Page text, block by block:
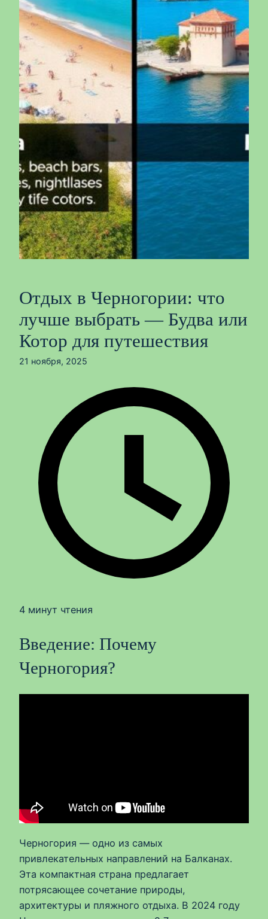
Отдых в Черногории: что
лучше выбрать — Будва или
Котор для путешествия
21 ноября, 2025
4 минут чтения
Введение: Почему
Черногория?
Черногория — одно из самых
привлекательных направлений на Балканах.
Эта компактная страна предлагает
потрясающее сочетание природы,
архитектуры и пляжного отдыха. В 2024 году